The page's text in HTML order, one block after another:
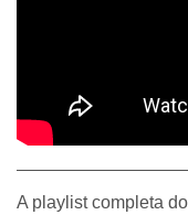
A playlist completa